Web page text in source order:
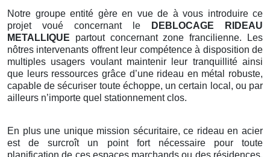
Notre groupe entité gère en vue de à vous introduire ce
projet voué concernant le
DEBLOCAGE RIDEAU
METALLIQUE partout concernant zone francilienne. Les
nôtres intervenants offrent leur compétence à disposition de
multiples usagers voulant maintenir leur tranquillité ainsi
que leurs ressources grâce d’une rideau en métal robuste,
capable de sécuriser toute échoppe, un certain local, ou par
ailleurs n’importe quel stationnement clos.
En plus une unique mission sécuritaire, ce rideau en acier
est de surcroît un point fort nécessaire pour toute